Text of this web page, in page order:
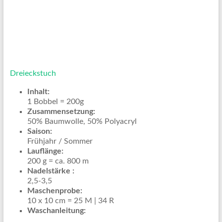
Dreieckstuch
Inhalt:
1 Bobbel = 200g
Zusammensetzung:
50% Baumwolle, 50% Polyacryl
Saison:
Frühjahr / Sommer
Lauflänge:
200 g = ca. 800 m
Nadelstärke :
2,5-3,5
Maschenprobe:
10 x 10 cm = 25 M | 34 R
Waschanleitung: